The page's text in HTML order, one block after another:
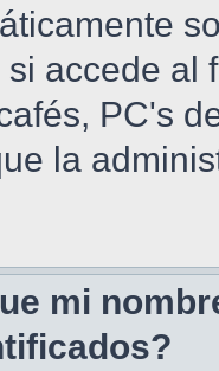
accede al
PC's
la
mi